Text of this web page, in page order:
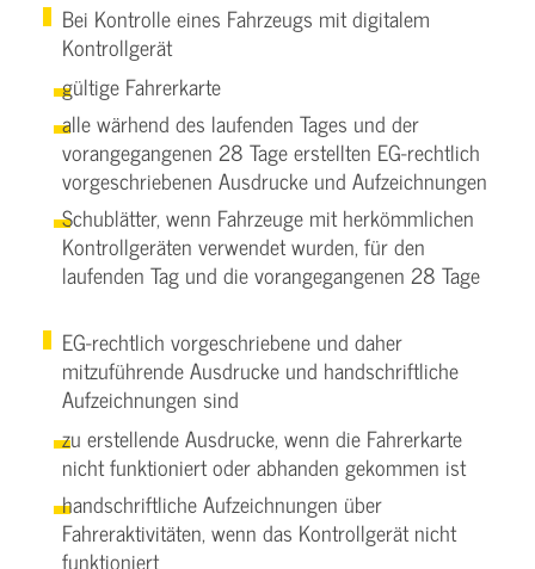
Bei Kontrolle eines Fahrzeugs mit digitalem
Kontrollgerät
gültige Fahrerkarte
alle wärhend des laufenden Tages und der
vorangegangenen 28 Tage erstellten EG-rechtlich
vorgeschriebenen Ausdrucke und Aufzeichnungen
Schublätter, wenn Fahrzeuge mit herkömmlichen
Kontrollgeräten verwendet wurden, für den
laufenden Tag und die vorangegangenen 28 Tage
EG-rechtlich vorgeschriebene und daher
mitzuführende Ausdrucke und handschriftliche
Aufzeichnungen sind
zu erstellende Ausdrucke, wenn die Fahrerkarte
nicht funktioniert oder abhanden gekommen ist
handschriftliche Aufzeichnungen über
Fahreraktivitäten, wenn das Kontrollgerät nicht
funktioniert